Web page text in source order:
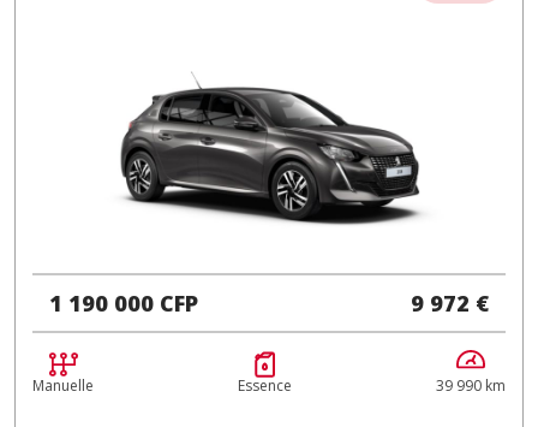
1 190 000 CFP 9 972 €
Manuelle Essence 39 990 km